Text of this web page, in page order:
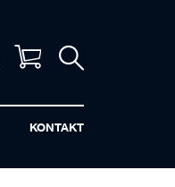
Vaša korpa
KONTAKT